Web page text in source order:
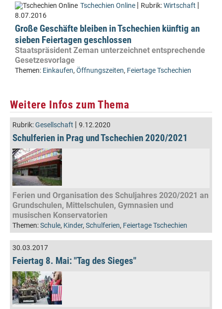
Tschechien Online | Rubrik:Wirtschaft |
8.07.2016
Große Geschäfte bleiben in Tschechien künftig an
sieben Feiertagen geschlossen
Staatspräsident Zeman unterzeichnet entsprechende
Gesetzesvorlage
Themen: Einkaufen, Öffnungszeiten, Feiertage Tschechien
Weitere Infos zum Thema
Rubrik:Gesellschaft | 9.12.2020
Schulferien in Prag und Tschechien 2020/2021
Ferien und Organisation des Schuljahres 2020/2021 an
Grundschulen, Mittelschulen, Gymnasien und
musischen Konservatorien
Themen:Schule, Kinder, Schulferien, Feiertage Tschechien
30.03.2017
Feiertag 8. Mai: "Tag des Sieges"